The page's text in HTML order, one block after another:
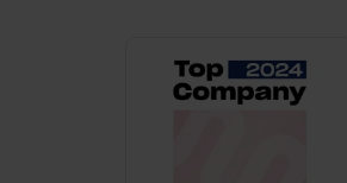
Einzelfall bei dem jeweiligen Inhalt
bestimmte Verwendungszwecke